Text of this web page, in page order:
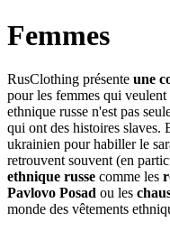
Femmes
RusClothing présente une
pour les femmes qui
ethnique russe n'est pas
qui ont des histoires slaves.
ukrainien pour habiller le
retrouvent souvent (en
ethnique russe comme les
Pavlovo Posad ou les
monde des vêtements